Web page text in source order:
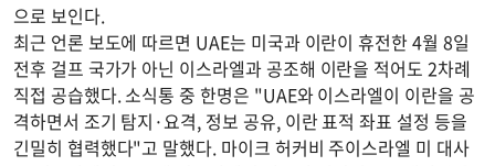
으로 보인다.
최근 언론 보도에 따르면 UAE는 미국과 이란이 휴전한 4월 8일
전후 걸프 국가가 아닌 이스라엘과 공조해 이란을 적어도 2차례
직접 공습했다. 소식통 중 한명은 "UAE와 이스라엘이 이란을 공
격하면서 조기 탐지·요격, 정보 공유, 이란 표적 좌표 설정 등을
긴밀히 협력했다"고 말했다. 마이크 허커비 주이스라엘 미 대사